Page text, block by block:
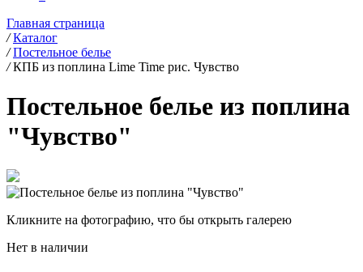
Главная страница
/ Каталог
/ Постельное белье
/ КПБ из поплина Lime Time рис. Чувство
Постельное белье из поплина
"Чувство"
Кликните на фотографию, что бы открыть галерею
Нет в наличии